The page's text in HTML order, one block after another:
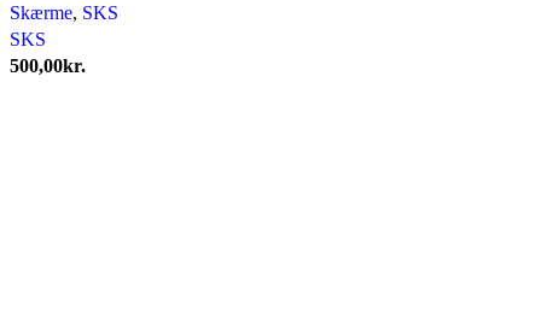
Skærme, SKS
SKS
500,00kr.